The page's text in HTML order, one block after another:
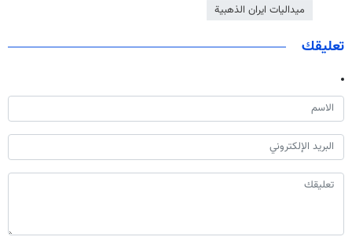
ميداليات ايران الذهبية
تعليقك